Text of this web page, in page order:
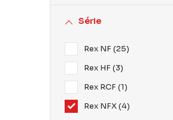
Série
Rex NF 25
Rex HF 3
Rex RCF 1
Rex NFX 4